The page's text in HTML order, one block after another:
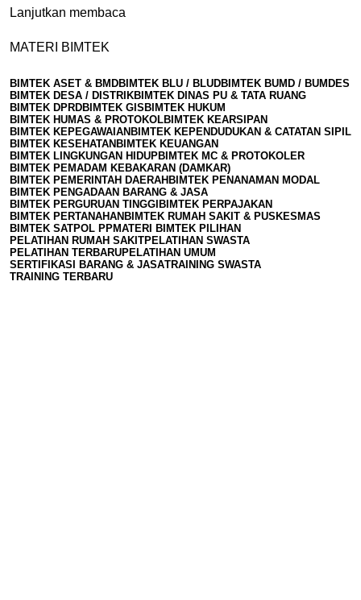
MATERI BIMTEK
BIMTEK ASET & BMDBIMTEK BLU / BLUDBIMTEK BUMD / BUMDES
BIMTEK DESA / DISTRIKBIMTEK DINAS PU & TATA RUANG
BIMTEK DPRDBIMTEK GIS BIMTEK HUKUM
BIMTEK HUMAS & PROTOKOLBIMTEK KEARSIPAN
BIMTEK KEPEGAWAIAN BIMTEK KEPENDUDUKAN & CATATAN SIPIL
BIMTEK KESEHATAN BIMTEK KEUANGAN
BIMTEK LINGKUNGAN HIDUPBIMTEK MC & PROTOKOLER
BIMTEK PEMADAM KEBAKARAN (DAMKAR)
BIMTEK PEMERINTAH DAERAH BIMTEK PENANAMAN MODAL
BIMTEK PENGADAAN BARANG & JASA
BIMTEK PERGURUAN TINGGI BIMTEK PERPAJAKAN
BIMTEK PERTANAHAN BIMTEK RUMAH SAKIT & PUSKESMAS
BIMTEK SATPOL PPMATERI BIMTEK PILIHAN
PELATIHAN RUMAH SAKITPELATIHAN SWASTA
PELATIHAN TERBARUPELATIHAN UMUM
SERTIFIKASI BARANG & JASATRAINING SWASTA
TRAINING TERBARU
Lanjutkan membaca